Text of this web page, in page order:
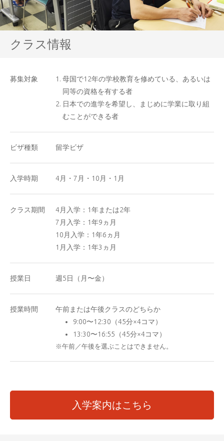
クラス情報
募集対象
母国で12年の学校教育を修めている、あるいは
同等の資格を有する者
日本での進学を希望し、まじめに学業に取り組
むことができる者
ビザ種類 留学ビザ
入学時期 4月・7月・10月・1月
クラス期間
4月入学：1年または2年
7月入学：1年9ヵ月
10月入学：1年6ヵ月
1月入学：1年3ヵ月
授業日 週5日（月〜金）
授業時間
午前または午後クラスのどちらか
9:00〜12:30（45分×4コマ）
13:30〜16:55（45分×4コマ）
※午前／午後を選ぶことはできません。
入学案内はこちら